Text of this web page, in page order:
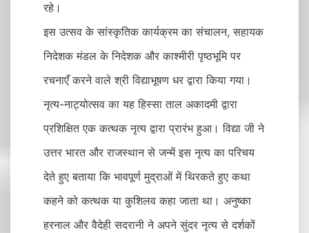
रहे।
इस उत्सव के सांस्कृतिक कार्यक्रम का संचालन, सहायक
निदेशक मंडल के निदेशक और काश्मीरी पृष्ठभूमि पर
रचनाएँ करने वाले श्री विद्याभूषण धर द्वारा किया गया।
नृत्य-नाट्योत्सव का यह हिस्सा ताल अकादमी द्वारा
प्रशिक्षित एक कत्थक नृत्य द्वारा प्रारंभ हुआ। विद्या जी ने
उत्तर भारत और राजस्थान से जन्में इस नृत्य का परिचय
देते हुए बताया कि भावपूर्ण मुद्राओं में थिरकते हुए कथा
कहने को कत्थक या कुशिलव कहा जाता था। अनुष्का
हरनाल और वैदेही सदरानी ने अपने सुंदर नृत्य से दर्शकों